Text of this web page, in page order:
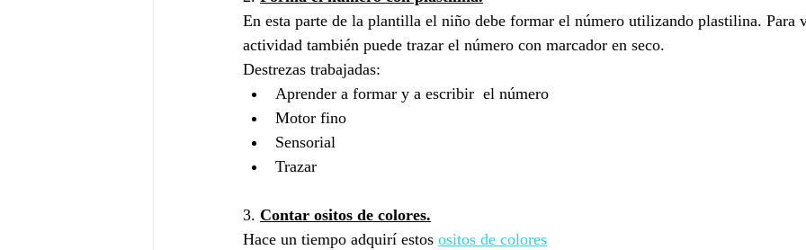
En esta parte de la plantilla el niño debe formar el número utilizando plastilina. Para
actividad también puede trazar el número con marcador en seco.
Destrezas trabajadas:
Aprender a formar y a escribir  el número
Motor fino
Sensorial
Trazar
3. Contar ositos de colores.
Hace un tiempo adquirí estos ositos de colores